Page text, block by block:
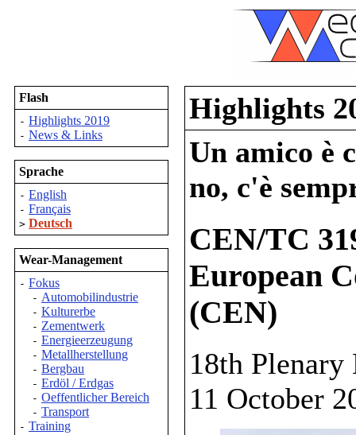
Flash
- Highlights 2019
- News & Links
Sprache
- English
- Français
> Deutsch
Wear-Management
- Fokus
- Automobilindustrie
- Kulturerbe
- Zementwerk
- Energieerzeugung
- Metallherstellung
- Bergbau
- Erdöl / Erdgas
- Oeffentlicher Bereich
- Transport
- Training
Highlights
Un amico è
no, c'è
CEN/TC
European
(CEN)
18th Plenary
11 October